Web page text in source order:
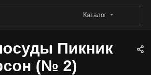
Каталог
Пикник
(№ 2)